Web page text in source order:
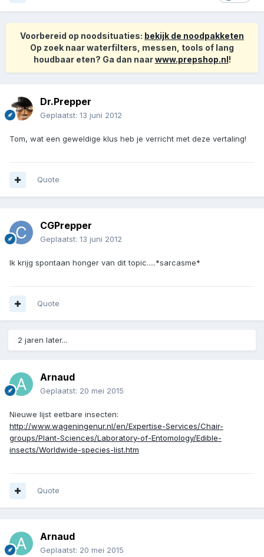
Voorbereid op noodsituaties: bekijk de noodpakketen
Op zoek naar waterfilters, messen, tools of lang
houdbaar eten? Ga dan naarwww.prepshop.nl!
Dr.Prepper
Geplaatst: 13 juni 2012
Tom, wat een geweldige klus heb je verricht met deze vertaling!
Quote
CGPrepper
Geplaatst: 13 juni 2012
Ik krijg spontaan honger van dit topic.....*sarcasme*
Quote
2 jaren later...
Arnaud
Geplaatst: 20 mei 2015
Nieuwe lijst eetbare insecten:
http://www.wageningenur.nl/en/Expertise-Services/Chair-
groups/Plant-Sciences/Laboratory-of-Entomology/Edible-
insects/Worldwide-species-list.htm
Quote
Arnaud
Geplaatst: 20 mei 2015